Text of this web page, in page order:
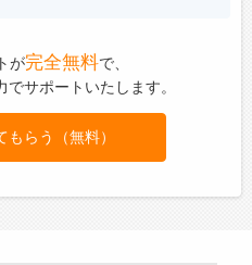
が完全無料で、
サポートいたします。
らう（無料）